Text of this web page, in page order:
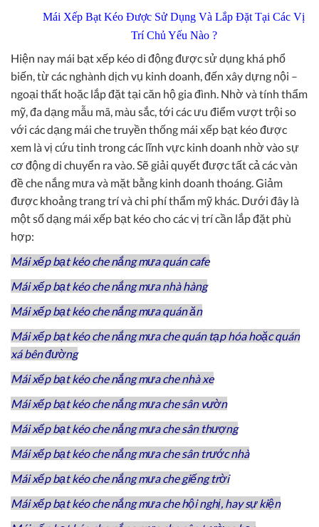
Mái Xếp Bạt Kéo Được Sử Dụng Và Lắp Đặt Tại Các Vị
Trí Chủ Yếu Nào ?
Hiện nay mái bạt xếp kéo di động được sử dụng khá phổ
biến, từ các nghành dịch vụ kinh doanh, đến xây dựng nội –
ngoại thất hoặc lắp đặt tại căn hộ gia đình. Nhờ và tính thẩm
mỹ, đa dạng mẫu mã, màu sắc, tới các ưu điểm vượt trội so
với các dạng mái che truyền thống mái xếp bạt kéo được
xem là vị cứu tinh trong các lĩnh vực kinh doanh nhờ vào sự
cơ động di chuyển ra vào. Sẽ giải quyết được tất cả các vàn
đề che nắng mưa và mặt bằng kinh doanh thoáng. Giảm
được khoảng trang trí và chi phí thẩm mỹ khác. Dưới đây là
một số dạng mái xếp bạt kéo cho các vị trí cần lắp đặt phù
hợp:
Mái xếp bạt kéo che nắng mưa quán cafe
Mái xếp bạt kéo che nắng mưa nhà hàng
Mái xếp bạt kéo che nắng mưa quán ăn
Mái xếp bạt kéo che nắng mưa che quán tạp hóa hoặc quán
xá bên đường
Mái xếp bạt kéo che nắng mưa che nhà xe
Mái xếp bạt kéo che nắng mưa che sân vườn
Mái xếp bạt kéo che nắng mưa che sân thượng
Mái xếp bạt kéo che nắng mưa che sân trước nhà
Mái xếp bạt kéo che nắng mưa che giếng trời
Mái xếp bạt kéo che nắng mưa che hội nghị, hay sự kiện